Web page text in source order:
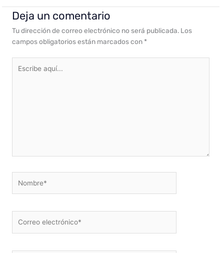
Deja un comentario
Tu dirección de correo electrónico no será publicada. Los
campos obligatorios están marcados con *
aquí...
electrónico*